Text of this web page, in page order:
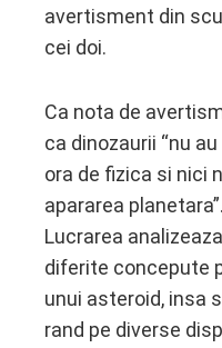
avertisment din
cei doi.
Ca nota de
ca dinozaurii “nu
ora de fizica si nici
apararea planetara”.
Lucrarea
diferite concepute
unui asteroid, insa
rand pe diverse